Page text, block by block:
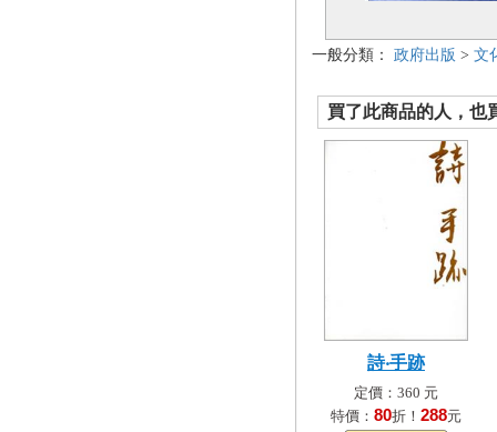
一般分類： 政府出版 > 文
買了此商品的人，也
詩‧手跡
定價：360 元
特價： 80折！ 288元